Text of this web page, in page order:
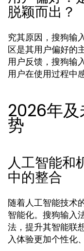
脱颖而出？
究其原因，搜狗输
区是其用户偏好的
用户反馈，搜狗输
用户在使用过程中
2026年
势
人工智能和
中的整合
随着人工智能技术
智能化。搜狗输入
法，提升其智能联
入体验更加个性化